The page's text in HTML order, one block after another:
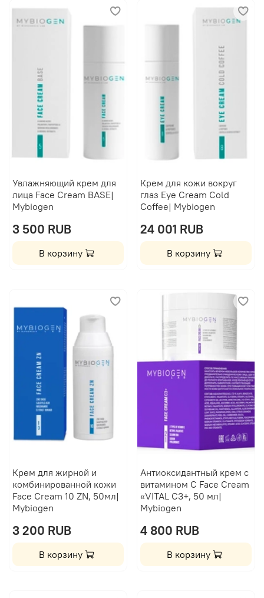
Увлажняющий крем для
лица Face Cream BASE|
Mybiogen
3 500 RUB
В корзину
Крем для кожи вокруг
глаз Eye Cream Cold
Coffee| Mybiogen
24 001 RUB
В корзину
Крем для жирной и
комбинированной кожи
Face Cream 10 ZN, 50мл|
Mybiogen
3 200 RUB
В корзину
Антиоксидантный крем с
витамином C Face Cream
«VITAL С3+, 50 мл|
Mybiogen
4 800 RUB
В корзину